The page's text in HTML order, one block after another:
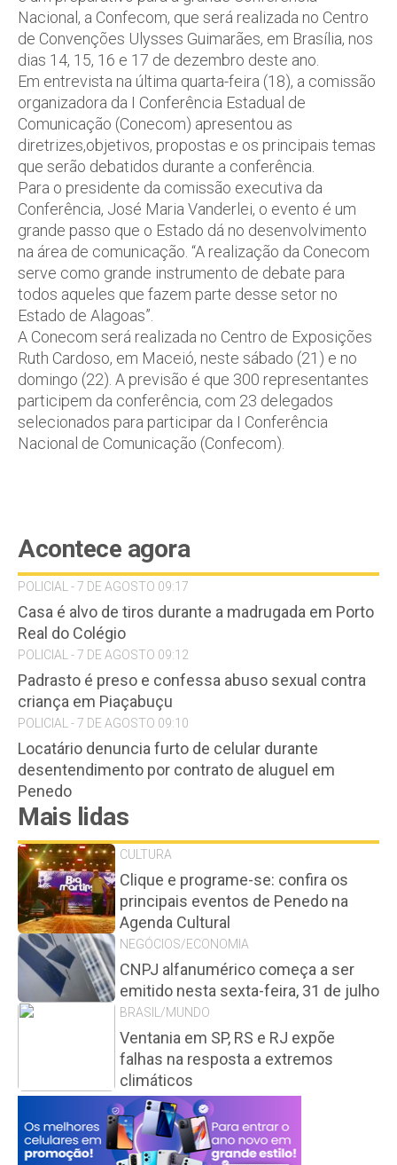
Nacional, a Confecom, que será realizada no Centro
de Convenções Ulysses Guimarães, em Brasília, nos
dias 14, 15, 16 e 17 de dezembro deste ano.
Em entrevista na última quarta-feira (18), a comissão
organizadora da I Conferência Estadual de
Comunicação (Conecom) apresentou as
diretrizes,objetivos, propostas e os principais temas
que serão debatidos durante a conferência.
Para o presidente da comissão executiva da
Conferência, José Maria Vanderlei, o evento é um
grande passo que o Estado dá no desenvolvimento
na área de comunicação. “A realização da Conecom
serve como grande instrumento de debate para
todos aqueles que fazem parte desse setor no
Estado de Alagoas”.
A Conecom será realizada no Centro de Exposições
Ruth Cardoso, em Maceió, neste sábado (21) e no
domingo (22). A previsão é que 300 representantes
participem da conferência, com 23 delegados
selecionados para participar da I Conferência
Nacional de Comunicação (Confecom).
Acontece agora
POLICIAL - 7 DE AGOSTO 09:17
Casa é alvo de tiros durante a madrugada em Porto
Real do Colégio
POLICIAL - 7 DE AGOSTO 09:12
Padrasto é preso e confessa abuso sexual contra
criança em Piaçabuçu
POLICIAL - 7 DE AGOSTO 09:10
Locatário denuncia furto de celular durante
desentendimento por contrato de aluguel em
Penedo
Mais lidas
CULTURA
Clique e programe-se: confira os
principais eventos de Penedo na
Agenda Cultural
NEGÓCIOS/ECONOMIA
CNPJ alfanumérico começa a ser
emitido nesta sexta-feira, 31 de julho
BRASIL/MUNDO
Ventania em SP, RS e RJ expõe
falhas na resposta a extremos
climáticos